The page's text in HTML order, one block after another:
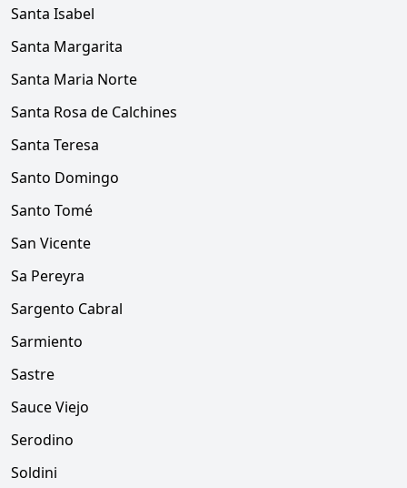
Santa Isabel
Santa Margarita
Santa Maria Norte
Santa Rosa de Calchines
Santa Teresa
Santo Domingo
Santo Tomé
San Vicente
Sa Pereyra
Sargento Cabral
Sarmiento
Sastre
Sauce Viejo
Serodino
Soldini